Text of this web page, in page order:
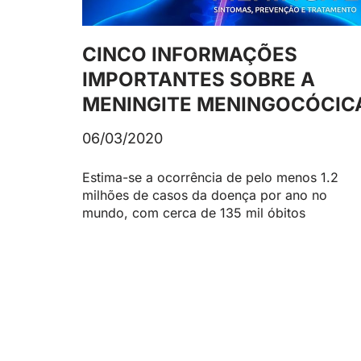
CINCO INFORMAÇÕES
IMPORTANTES SOBRE A
MENINGITE
06/03/2020
Estima-se a ocorrência de pelo menos 1.2
milhões de casos da doença por ano no
mundo, com cerca de 135 mil óbitos